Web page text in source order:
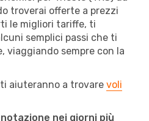
troverai offerte a prezzi
le migliori tariffe, ti
semplici passi che ti
viaggiando sempre con la
aiuteranno a trovare voli
nei giorni più